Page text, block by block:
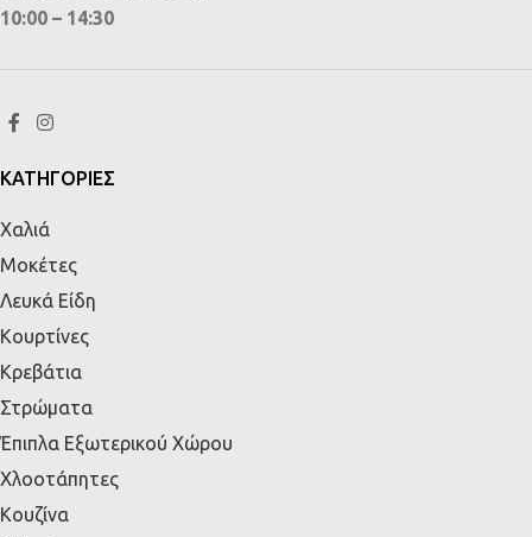
10:00 – 14:30
ΚΑΤΗΓΟΡΙΕΣ
Χαλιά
Μοκέτες
Λευκά Είδη
Κουρτίνες
Κρεβάτια
Στρώματα
Έπιπλα Εξωτερικού Χώρου
Χλοοτάπητες
Κουζίνα